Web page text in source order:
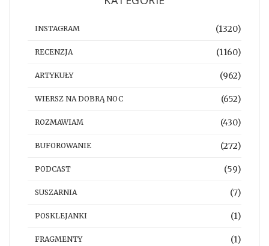
INSTAGRAM (1320)
RECENZJA (1160)
ARTYKUŁY (962)
WIERSZ NA DOBRĄ NOC (652)
ROZMAWIAM (430)
BUFOROWANIE (272)
PODCAST (59)
SUSZARNIA (7)
POSKLEJANKI (1)
FRAGMENTY (1)